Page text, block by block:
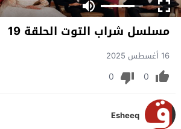
مسلسل شراب التوت الحلقة 19
16 أغسطس 2025
0
0
Esheeq